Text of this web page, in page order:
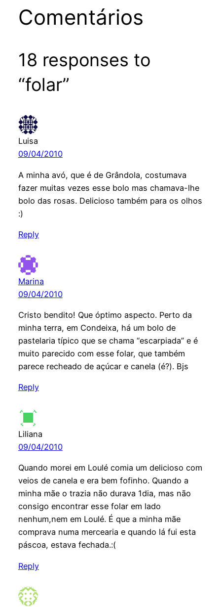
Comentários
18 responses to
“folar”
Luisa
09/04/2010
A minha avó, que é de Grândola, costumava
fazer muitas vezes esse bolo mas chamava-lhe
bolo das rosas. Delicioso também para os olhos
:)
Reply
Marina
09/04/2010
Cristo bendito! Que óptimo aspecto. Perto da
minha terra, em Condeixa, há um bolo de
pastelaria típico que se chama “escarpiada” e é
muito parecido com esse folar, que também
parece recheado de açúcar e canela (é?). Bjs
Reply
Liliana
09/04/2010
Quando morei em Loulé comia um delicioso com
veios de canela e era bem fofinho. Quando a
minha mãe o trazia não durava 1dia, mas não
consigo encontrar esse folar em lado
nenhum,nem em Loulé. É que a minha mãe
comprava numa mercearia e quando lá fui esta
páscoa, estava fechada.:(
Reply